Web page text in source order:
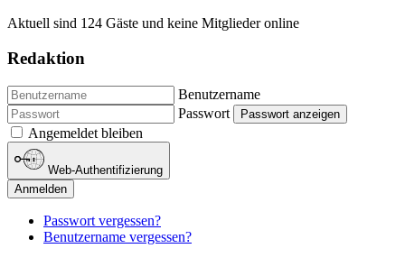
Aktuell sind 124 Gäste und keine Mitglieder online
Redaktion
Benutzername
Passwort
Passwort anzeigen
Angemeldet bleiben
Web-Authentifizierung
Anmelden
Passwort vergessen?
Benutzername vergessen?